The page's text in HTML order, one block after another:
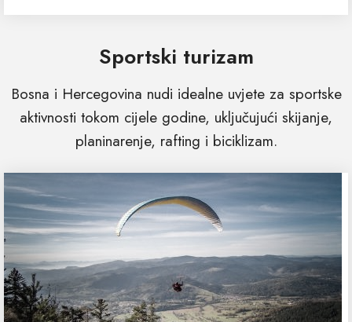
Sportski turizam
Bosna i Hercegovina nudi idealne uvjete za sportske
aktivnosti tokom cijele godine, uključujući skijanje,
planinarenje, rafting i biciklizam.